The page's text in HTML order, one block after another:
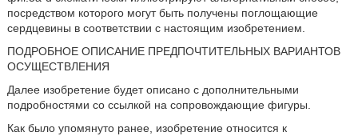
посредством которого могут быть получены поглощающие
сердцевины в соответствии с настоящим изобретением.
ПОДРОБНОЕ ОПИСАНИЕ ПРЕДПОЧТИТЕЛЬНЫХ ВАРИАНТОВ
ОСУЩЕСТВЛЕНИЯ
Далее изобретение будет описано с дополнительными
подробностями со ссылкой на сопровождающие фигуры.
Как было упомянуто ранее, изобретение относится к